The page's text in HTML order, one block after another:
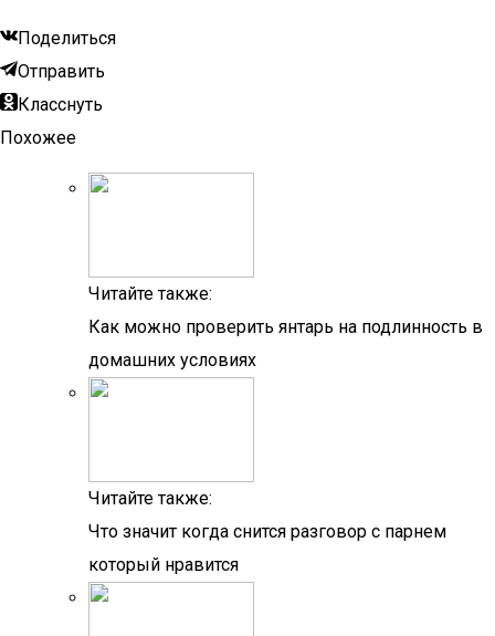
Поделиться
Отправить
Класснуть
Похожее
Читайте также:
Как можно проверить янтарь на подлинность в
домашних условиях
Читайте также:
Что значит когда снится разговор с парнем
который нравится